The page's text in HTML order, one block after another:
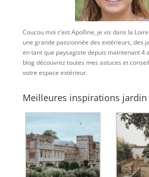
Coucou moi c’est Apolline, je vis dans la
une grande passionnée des extérieurs, des
en tant que paysagiste depuis maintenant 4
blog découvrez toutes mes astuces et
votre espace extérieur.
Meilleures inspirations jardin